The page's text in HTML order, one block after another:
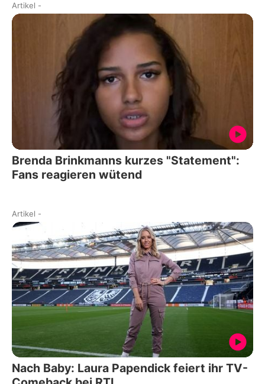
Artikel -
Brenda Brinkmanns kurzes "Statement":
Fans reagieren wütend
Artikel -
Nach Baby: Laura Papendick feiert ihr TV-